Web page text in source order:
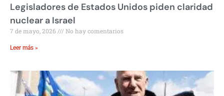
Legisladores de Estados Unidos piden claridad
nuclear a Israel
7 de mayo, 2026 No hay comentarios
Leer más »